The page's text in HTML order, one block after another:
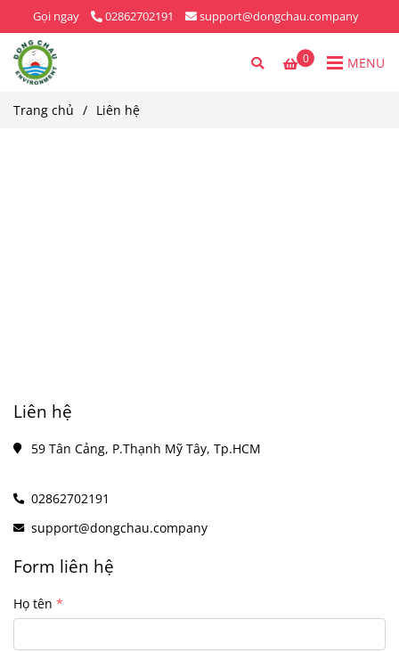
Gọi ngay 02862702191 support@dongchau.company
0 MENU
Trang chủ / Liên hệ
Liên hệ
59 Tân Cảng, P.Thạnh Mỹ Tây, Tp.HCM
02862702191
support@dongchau.company
Form liên hệ
Họ tên